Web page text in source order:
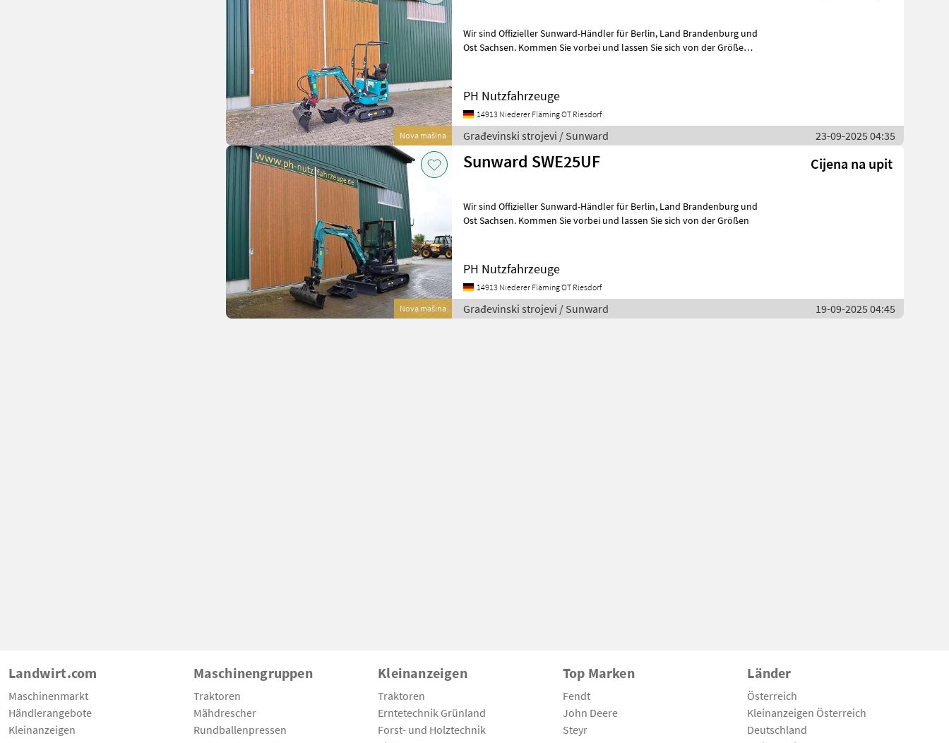
Nova mašina
Wir sind Offizieller Sunward-Händler für Berlin, Land Brandenburg und
Ost Sachsen. Kommen Sie vorbei und lassen Sie sich von der Größen
PH Nutzfahrzeuge
14913 Niederer Fläming OT Riesdorf
Građevinski strojevi / Sunward 23-09-2025 04:35
Nova mašina
Sunward SWE25UF Cijena na upit
Wir sind Offizieller Sunward-Händler für Berlin, Land Brandenburg und
Ost Sachsen. Kommen Sie vorbei und lassen Sie sich von der Größen
PH Nutzfahrzeuge
14913 Niederer Fläming OT Riesdorf
Građevinski strojevi / Sunward 19-09-2025 04:45
Landwirt.com
Maschinenmarkt
Händlerangebote
Kleinanzeigen
Maschinengruppen
Traktoren
Mähdrescher
Rundballenpressen
Kleinanzeigen
Traktoren
Erntetechnik Grünland
Forst- und Holztechnik
Top Marken
Fendt
John Deere
Steyr
Länder
Österreich
Kleinanzeigen Österreich
Deutschland